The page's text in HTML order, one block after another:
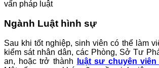
vấn pháp luật
Ngành Luật hình sự
Sau khi tốt nghiệp, sinh viên có thể làm
kiểm sát nhân dân, các Phòng, Sở Tư
an, hoặc trở thành
luật sư chuyên